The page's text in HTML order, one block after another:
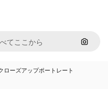
画像で
ローズアップポートレート